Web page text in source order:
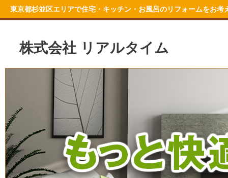
株式会社 リアルタイム
東京都杉並区エリアで住宅・キッチン・お風呂のリフォームをお